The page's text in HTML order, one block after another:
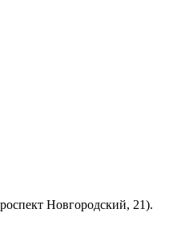
Новгородский, 21).